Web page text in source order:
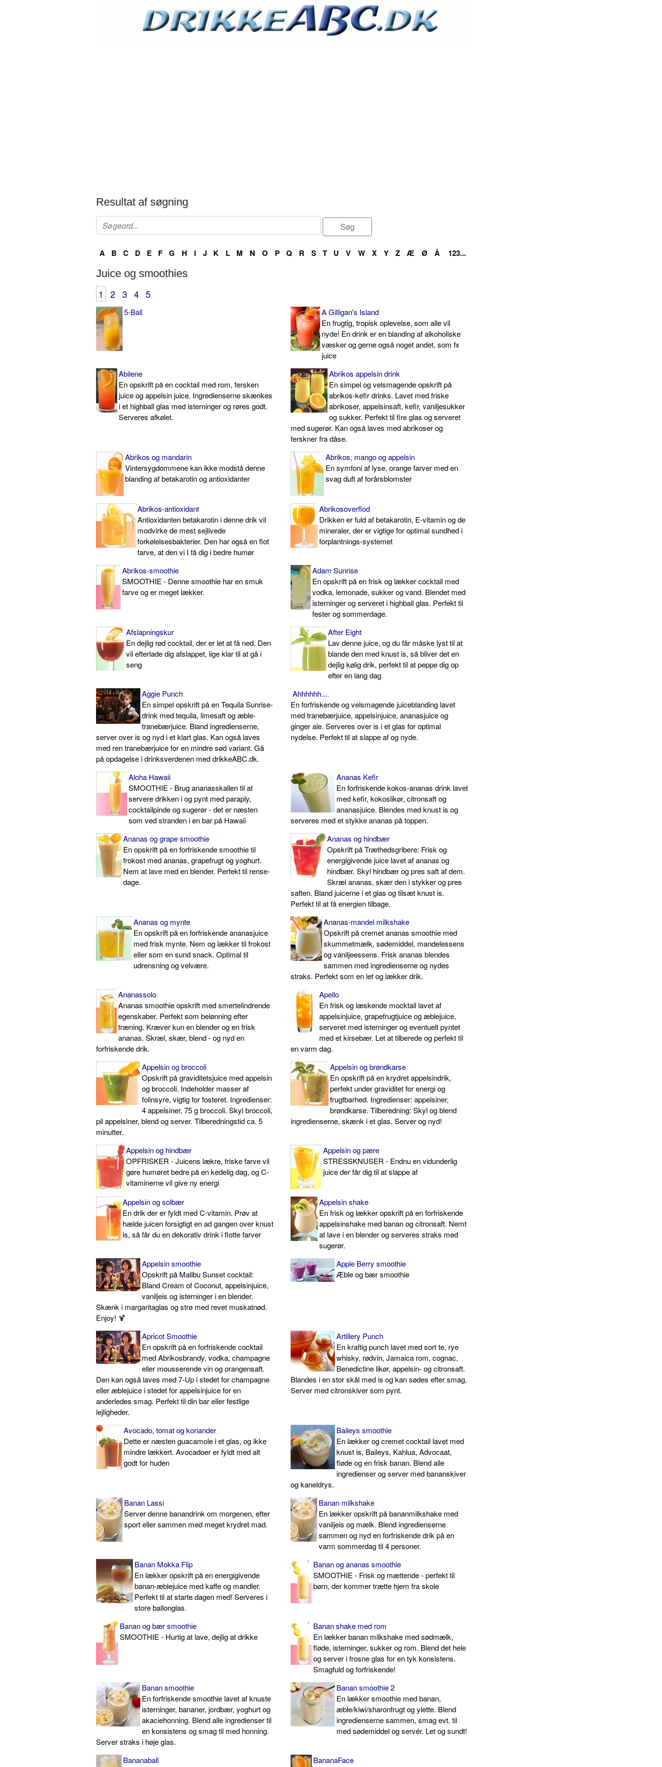
Resultat af søgning
A B C D E F G H I J K L M N O P Q R S T U V W X Y Z Æ Ø Å 123...
Juice og smoothies
1 2 3 4 5
5-Ball
A Gilligan's Island
En frugtig, tropisk oplevelse, som alle vil
nyde! En drink er en blanding af alkoholiske
væsker og gerne også noget andet, som fx
juice
Abilene
En opskrift på en cocktail med rom, fersken
juice og appelsin juice. Ingredienserne skænkes
i et highball glas med isterninger og røres godt.
Serveres afkølet.
Abrikos appelsin drink
En simpel og velsmagende opskrift på
abrikos-kefir drinks. Lavet med friske
abrikoser, appelsinsaft, kefir, vaniljesukker
og sukker. Perfekt til fire glas og serveret
med sugerør. Kan også laves med abrikoser og
ferskner fra dåse.
Abrikos og mandarin
Vintersygdommene kan ikke modstå denne
blanding af betakarotin og antioxidanter
Abrikos, mango og appelsin
En symfoni af lyse, orange farver med en
svag duft af forårsblomster
Abrikos-antioxidant
Antioxidanten betakarotin i denne drik vil
modvirke de mest sejlivede
forkølelsesbakterier. Den har også en flot
farve, at den vi I få dig i bedre humør
Abrikosoverflod
Drikken er fuld af betakarotin, E-vitamin og de
mineraler, der er vigtige for optimal sundhed i
forplantnings-systemet
Abrikos-smoothie
SMOOTHIE - Denne smoothie har en smuk
farve og er meget lækker.
Adam Sunrise
En opskrift på en frisk og lækker cocktail med
vodka, lemonade, sukker og vand. Blendet med
isterninger og serveret i highball glas. Perfekt til
fester og sommerdage.
Afslapningskur
En dejlig rød cocktail, der er let at få ned. Den
vil efterlade dig afslappet, lige klar til at gå i
seng
After Eight
Lav denne juice, og du får måske lyst til at
blande den med knust is, så bliver det en
dejlig kølig drik, perfekt til at peppe dig op
efter en lang dag
Aggie Punch
En simpel opskrift på en Tequila Sunrise-
drink med tequila, limesaft og æble-
tranebærjuice. Bland ingredienserne,
server over is og nyd i et klart glas. Kan også laves
med ren tranebærjuice for en mindre sød variant. Gå
på opdagelse i drinksverdenen med drikkeABC.dk.
Ahhhhhh....
En forfriskende og velsmagende juiceblanding lavet
med tranebærjuice, appelsinjuice, ananasjuice og
ginger ale. Serveres over is i et glas for optimal
nydelse. Perfekt til at slappe af og nyde.
Aloha Hawaii
SMOOTHIE - Brug ananasskallen til at
servere drikken i og pynt med paraply,
cocktailpinde og sugerør - det er næsten
som ved stranden i en bar på Hawaii
Ananas Kefir
En forfriskende kokos-ananas drink lavet
med kefir, kokoslikør, citronsaft og
ananasjuice. Blendes med knust is og
serveres med et stykke ananas på toppen.
Ananas og grape smoothie
En opskrift på en forfriskende smoothie til
frokost med ananas, grapefrugt og yoghurt.
Nem at lave med en blender. Perfekt til rense-
dage.
Ananas og hindbær
Opskrift på Træthedsgribere: Frisk og
energigivende juice lavet af ananas og
hindbær. Skyl hindbær og pres saft af dem.
Skræl ananas, skær den i stykker og pres
saften. Bland juicerne i et glas og tilsæt knust is.
Perfekt til at få energien tilbage.
Ananas og mynte
En opskrift på en forfriskende ananasjuice
med frisk mynte. Nem og lækker til frokost
eller som en sund snack. Optimal til
udrensning og velvære.
Ananas-mandel milkshake
Opskrift på cremet ananas smoothie med
skummetmælk, sødemiddel, mandelessens
og vaniljeessens. Frisk ananas blendes
sammen med ingredienserne og nydes
straks. Perfekt som en let og lækker drik.
Ananassolo
Ananas smoothie opskrift med smertelindrende
egenskaber. Perfekt som belønning efter
træning. Kræver kun en blender og en frisk
ananas. Skræl, skær, blend - og nyd en
forfriskende drik.
Apello
En frisk og læskende mocktail lavet af
appelsinjuice, grapefrugtjuice og æblejuice,
serveret med isterninger og eventuelt pyntet
med et kirsebær. Let at tilberede og perfekt til
en varm dag.
Appelsin og broccoli
Opskrift på graviditetsjuice med appelsin
og broccoli. Indeholder masser af
folinsyre, vigtig for fosteret. Ingredienser:
4 appelsiner, 75 g broccoli. Skyl broccoli,
pil appelsiner, blend og server. Tilberedningstid ca. 5
minutter.
Appelsin og brøndkarse
En opskrift på en krydret appelsindrik,
perfekt under graviditet for energi og
frugtbarhed. Ingredienser: appelsiner,
brøndkarse. Tilberedning: Skyl og blend
ingredienserne, skænk i et glas. Server og nyd!
Appelsin og hindbær
OPFRISKER - Juicens lækre, friske farve vil
gøre humøret bedre på en kedelig dag, og C-
vitaminerne vil give ny energi
Appelsin og pære
STRESSKNUSER - Endnu en vidunderlig
juice der får dig til at slappe af
Appelsin og solbær
En drik der er fyldt med C-vitamin. Prøv at
hælde juicen forsigtigt en ad gangen over knust
is, så får du en dekorativ drink i flotte farver
Appelsin shake
En frisk og lækker opskrift på en forfriskende
appelsinshake med banan og citronsaft. Nemt
at lave i en blender og serveres straks med
sugerør.
Appelsin smoothie
Opskrift på Malibu Sunset cocktail:
Bland Cream of Coconut, appelsinjuice,
vaniljeis og isterninger i en blender.
Skænk i margaritaglas og strø med revet muskatnød.
Enjoy! 🍹
Apple Berry smoothie
Æble og bær smoothie
Apricot Smoothie
En opskrift på en forfriskende cocktail
med Abrikosbrandy, vodka, champagne
eller mousserende vin og orangensaft.
Den kan også laves med 7-Up i stedet for champagne
eller æblejuice i stedet for appelsinjuice for en
anderledes smag. Perfekt til din bar eller festlige
lejligheder.
Artillery Punch
En kraftig punch lavet med sort te, rye
whisky, rødvin, Jamaica rom, cognac,
Benedictine likør, appelsin- og citronsaft.
Blandes i en stor skål med is og kan sødes efter smag.
Server med citronskiver som pynt.
Avocado, tomat og koriander
Dette er næsten guacamole i et glas, og ikke
mindre lækkert. Avocadoer er fyldt med alt
godt for huden
Baileys smoothie
En lækker og cremet cocktail lavet med
knust is, Baileys, Kahlua, Advocaat,
fløde og en frisk banan. Blend alle
ingredienser og server med bananskiver
og kaneldrys.
Banan Lassi
Server denne banandrink om morgenen, efter
sport eller sammen med meget krydret mad.
Banan milkshake
En lækker opskrift på bananmilkshake med
vaniljeis og mælk. Blend ingredienserne
sammen og nyd en forfriskende drik på en
varm sommerdag til 4 personer.
Banan Mokka Flip
En lækker opskrift på en energigivende
banan-æblejuice med kaffe og mandler.
Perfekt til at starte dagen med! Serveres i
store ballonglas.
Banan og ananas smoothie
SMOOTHIE - Frisk og mættende - perfekt til
børn, der kommer trætte hjem fra skole
Banan og bær smoothie
SMOOTHIE - Hurtig at lave, dejlig at drikke
Banan shake med rom
En lækker banan milkshake med sødmælk,
fløde, isterninger, sukker og rom. Blend det hele
og server i frosne glas for en tyk konsistens.
Smagfuld og forfriskende!
Banan smoothie
En forfriskende smoothie lavet af knuste
isterninger, bananer, jordbær, yoghurt og
akaciehonning. Blend alle ingredienser til
en konsistens og smag til med honning.
Server straks i høje glas.
Banan smoothie 2
En lækker smoothie med banan,
æble/kiwi/sharonfrugt og ylette. Blend
ingredienserne sammen, smag evt. til
med sødemiddel og servér. Let og sundt!
Bananaball
BananaFace